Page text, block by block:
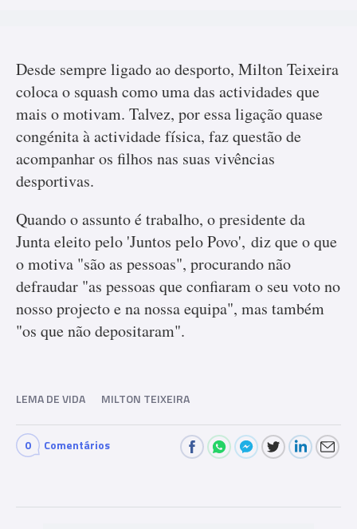
Desde sempre ligado ao desporto, Milton Teixeira
coloca o squash como uma das actividades que
mais o motivam. Talvez, por essa ligação quase
congénita à actividade física, faz questão de
acompanhar os filhos nas suas vivências
desportivas.
Quando o assunto é trabalho, o presidente da
Junta eleito pelo 'Juntos pelo Povo', diz que o que
o motiva "são as pessoas", procurando não
defraudar "as pessoas que confiaram o seu voto no
nosso projecto e na nossa equipa", mas também
"os que não depositaram".
LEMA DE VIDA MILTON TEIXEIRA
0
Comentários